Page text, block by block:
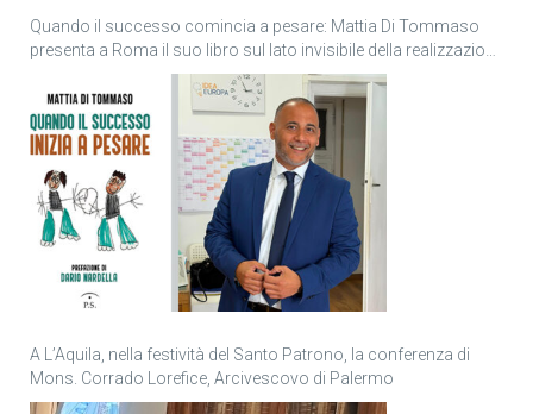
Quando il successo comincia a pesare: Mattia Di Tommaso
presenta a Roma il suo libro sul lato invisibile della realizzazione
A L’Aquila, nella festività del Santo Patrono, la conferenza di
Mons. Corrado Lorefice, Arcivescovo di Palermo